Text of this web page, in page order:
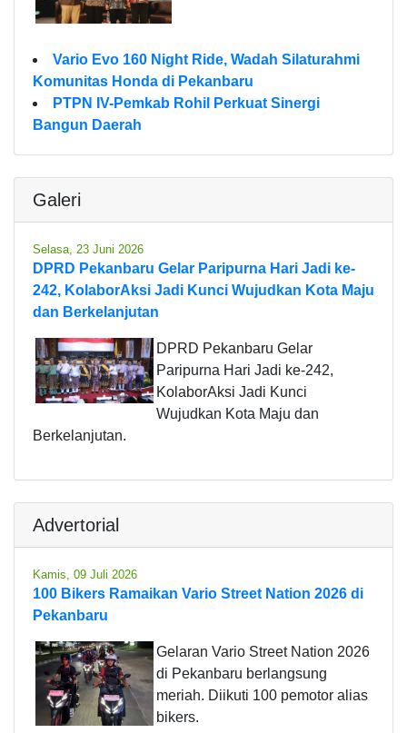
Vario Evo 160 Night Ride, Wadah Silaturahmi
Komunitas Honda di Pekanbaru
PTPN IV-Pemkab Rohil Perkuat Sinergi
Bangun Daerah
Galeri
Selasa, 23 Juni 2026
DPRD Pekanbaru Gelar Paripurna Hari Jadi ke-
242, KolaborAksi Jadi Kunci Wujudkan Kota Maju
dan Berkelanjutan
DPRD Pekanbaru Gelar
Paripurna Hari Jadi ke-242,
KolaborAksi Jadi Kunci
Wujudkan Kota Maju dan
Berkelanjutan.
Advertorial
Kamis, 09 Juli 2026
100 Bikers Ramaikan Vario Street Nation 2026 di
Pekanbaru
Gelaran Vario Street Nation 2026
di Pekanbaru berlangsung
meriah. Diikuti 100 pemotor alias
bikers.